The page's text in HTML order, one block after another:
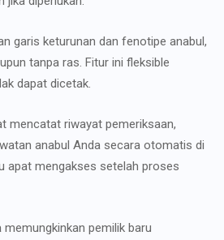
garis keturunan dan fenotipe anabul,
tanpa ras. Fitur ini fleksible
dapat dicetak.
mencatat riwayat pemeriksaan,
anabul Anda secara otomatis di
apat mengakses setelah proses
memungkinkan pemilik baru